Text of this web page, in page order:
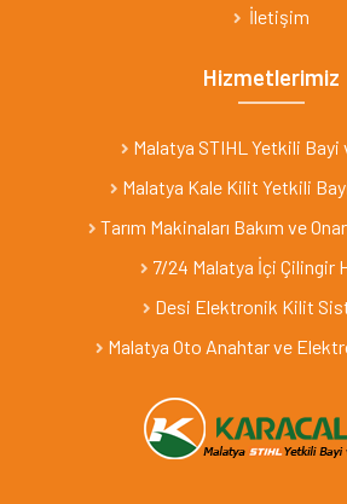
İletişim
Hizmetlerimiz
Malatya STIHL Yetkili Bayi
Malatya Kale Kilit Yetkili
Tarım Makinaları Bakım ve
7/24 Malatya İçi Çilingir
Desi Elektronik Kilit
Malatya Oto Anahtar ve